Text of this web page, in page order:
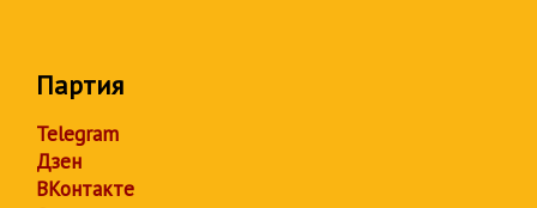
Партия
Telegram
Дзен
ВКонтакте